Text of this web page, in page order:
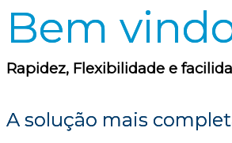
Bem
Rapidez, Flexibilidade e
A solução mais